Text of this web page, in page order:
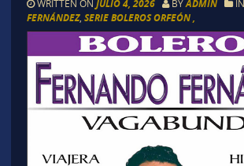
WRITTEN ON JULIO 4, 2026 BYADMIN IN
FERNÁNDEZ, SERIE BOLEROS ORFEÓN ,